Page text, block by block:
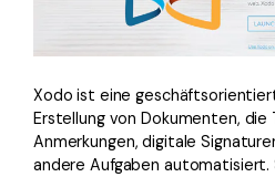
Xodo ist eine
Erstellung von Dokumenten,
Anmerkungen, digitale
andere Aufgaben automatisiert.